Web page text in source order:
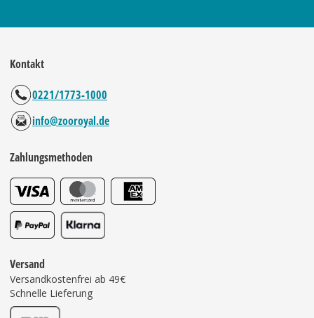
Kontakt
0221/1773-1000
info@zooroyal.de
Zahlungsmethoden
Versand
Versandkostenfrei ab 49€
Schnelle Lieferung